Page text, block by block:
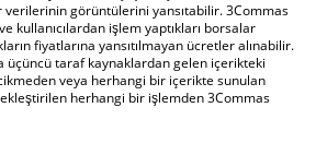
verilerinin görüntülerini yansıtabilir. 3Commas
kullanıcılardan işlem yaptıkları borsalar
fiyatlarına yansıtılmayan ücretler alınabilir.
üçüncü taraf kaynaklardan gelen içerikteki
veya herhangi bir içerikte sunulan
herhangi bir işlemden 3Commas